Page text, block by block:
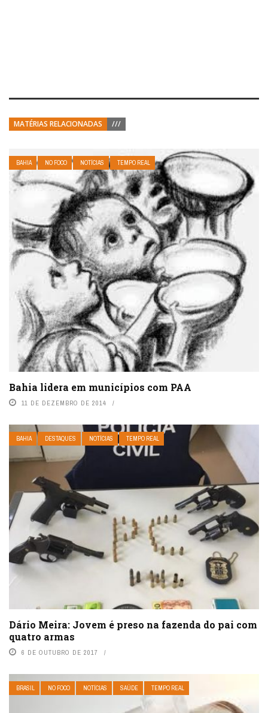
MATÉRIAS RELACIONADAS ///
BAHIA NO FOCO NOTÍCIAS TEMPO REAL
Bahia lidera em municípios com PAA
11 DE DEZEMBRO DE 2014
BAHIA DESTAQUES NOTÍCIAS TEMPO REAL
Dário Meira: Jovem é preso na fazenda do pai com
quatro armas
6 DE OUTUBRO DE 2017
BRASIL NO FOCO NOTÍCIAS SAÚDE TEMPO REAL